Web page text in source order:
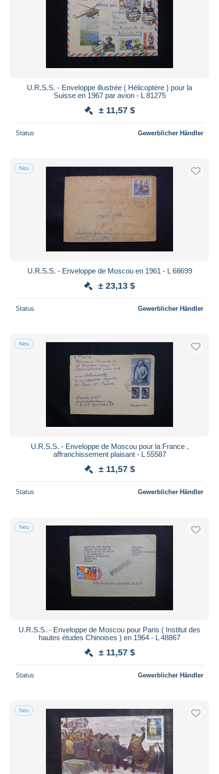
U.R.S.S. - Enveloppe illustrée ( Hélicoptère ) pour la
Suisse en 1967 par avion - L 81275
± 11,57 $
Status Gewerblicher Händler
Neu
U.R.S.S. - Enveloppe de Moscou en 1961 - L 68699
± 23,13 $
Status Gewerblicher Händler
Neu
U.R.S.S. - Enveloppe de Moscou pour la France ,
affranchissement plaisant - L 55587
± 11,57 $
Status Gewerblicher Händler
Neu
U.R.S.S. - Enveloppe de Moscou pour Paris ( Institut des
hautes études Chinoises ) en 1964 - L 48867
± 11,57 $
Status Gewerblicher Händler
Neu